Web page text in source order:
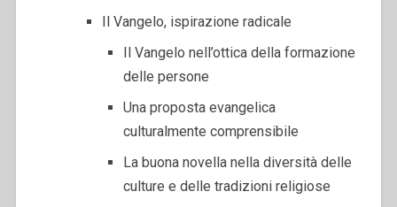
Il Vangelo, ispirazione radicale
Il Vangelo nell’ottica della formazione
delle persone
Una proposta evangelica
culturalmente comprensibile
La buona novella nella diversità delle
culture e delle tradizioni religiose